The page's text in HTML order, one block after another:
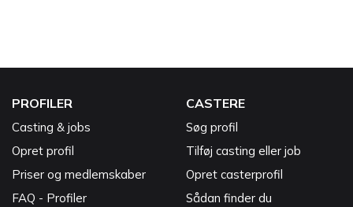
PROFILER
Casting & jobs
Opret profil
Priser og medlemskaber
FAQ - Profiler
CASTERE
Søg profil
Tilføj casting eller job
Opret casterprofil
Sådan finder du